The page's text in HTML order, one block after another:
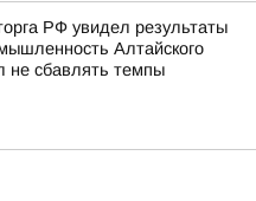
РФ увидел результаты
Алтайского
не сбавлять темпы